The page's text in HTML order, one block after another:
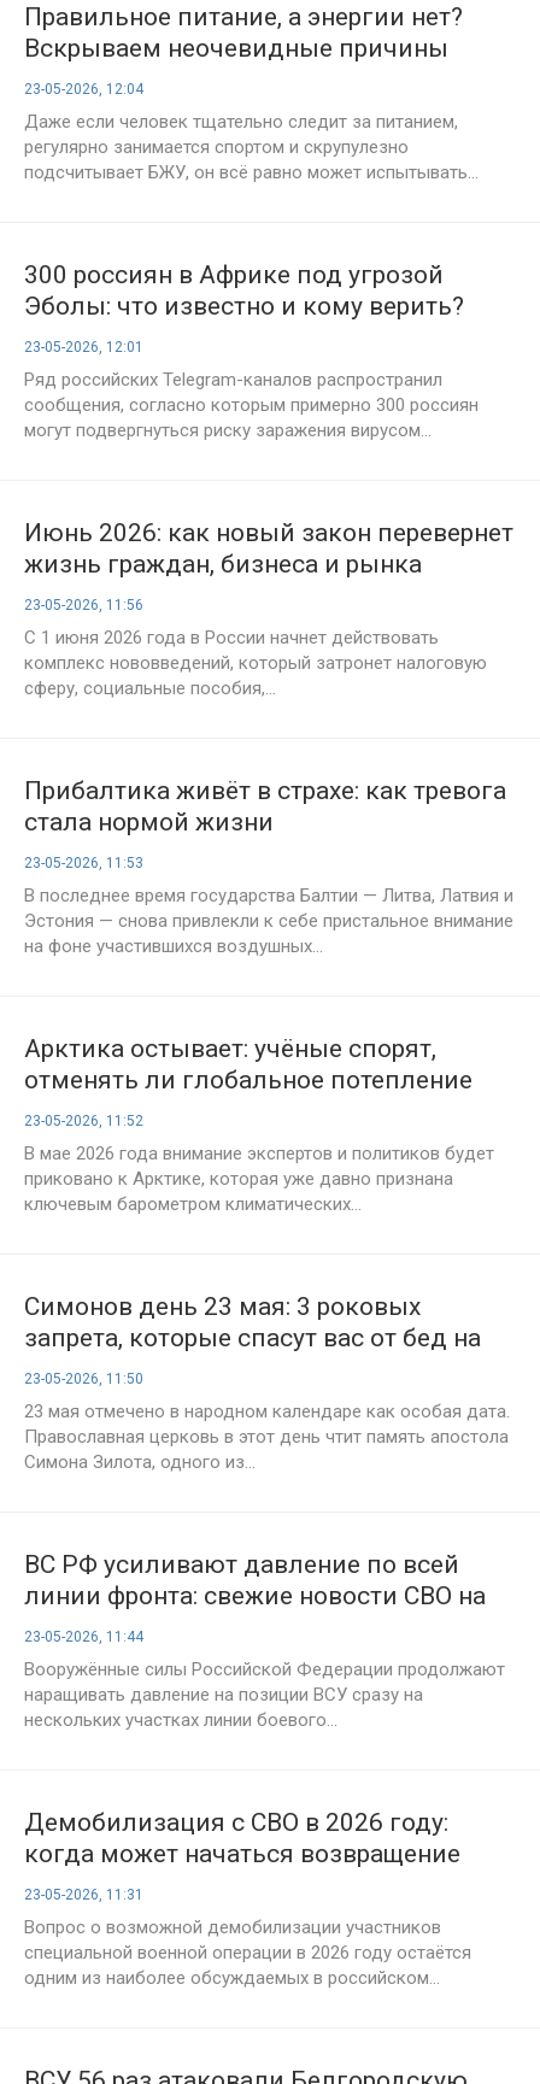
Правильное питание, а энергии нет?
Вскрываем неочевидные причины
упадка сил
23-05-2026, 12:04
Даже если человек тщательно следит за питанием,
регулярно занимается спортом и скрупулезно
подсчитывает БЖУ, он всё равно может испытывать...
300 россиян в Африке под угрозой
Эболы: что известно и кому верить?
23-05-2026, 12:01
Ряд российских Telegram-каналов распространил
сообщения, согласно которым примерно 300 россиян
могут подвергнуться риску заражения вирусом...
Июнь 2026: как новый закон перевернет
жизнь граждан, бизнеса и рынка
23-05-2026, 11:56
С 1 июня 2026 года в России начнет действовать
комплекс нововведений, который затронет налоговую
сферу, социальные пособия,...
Прибалтика живёт в страхе: как тревога
стала нормой жизни
23-05-2026, 11:53
В последнее время государства Балтии — Литва, Латвия и
Эстония — снова привлекли к себе пристальное внимание
на фоне участившихся воздушных...
Арктика остывает: учёные спорят,
отменять ли глобальное потепление
23-05-2026, 11:52
В мае 2026 года внимание экспертов и политиков будет
приковано к Арктике, которая уже давно признана
ключевым барометром климатических...
Симонов день 23 мая: 3 роковых
запрета, которые спасут вас от бед на
годы вперед
23-05-2026, 11:50
23 мая отмечено в народном календаре как особая дата.
Православная церковь в этот день чтит память апостола
Симона Зилота, одного из...
ВС РФ усиливают давление по всей
линии фронта: свежие новости СВО на
23 мая 2026 года, карты боевых
действий и военная сводка
23-05-2026, 11:44
Вооружённые силы Российской Федерации продолжают
наращивать давление на позиции ВСУ сразу на
нескольких участках линии боевого...
Демобилизация с СВО в 2026 году:
когда может начаться возвращение
мобилизованных, последние новости
на 23 мая
23-05-2026, 11:31
Вопрос о возможной демобилизации участников
специальной военной операции в 2026 году остаётся
одним из наиболее обсуждаемых в российском...